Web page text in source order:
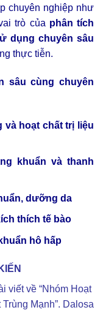
chuyên nghiệp như
trò của phân tích
dụng chuyên sâu
thực tiễn.
sâu cùng chuyên
và hoạt chất trị liệu
khuẩn và thanh
dưỡng da
thích tế bào
hô hấp
viết về “Nhóm Hoạt
Mạnh”. Dalosa